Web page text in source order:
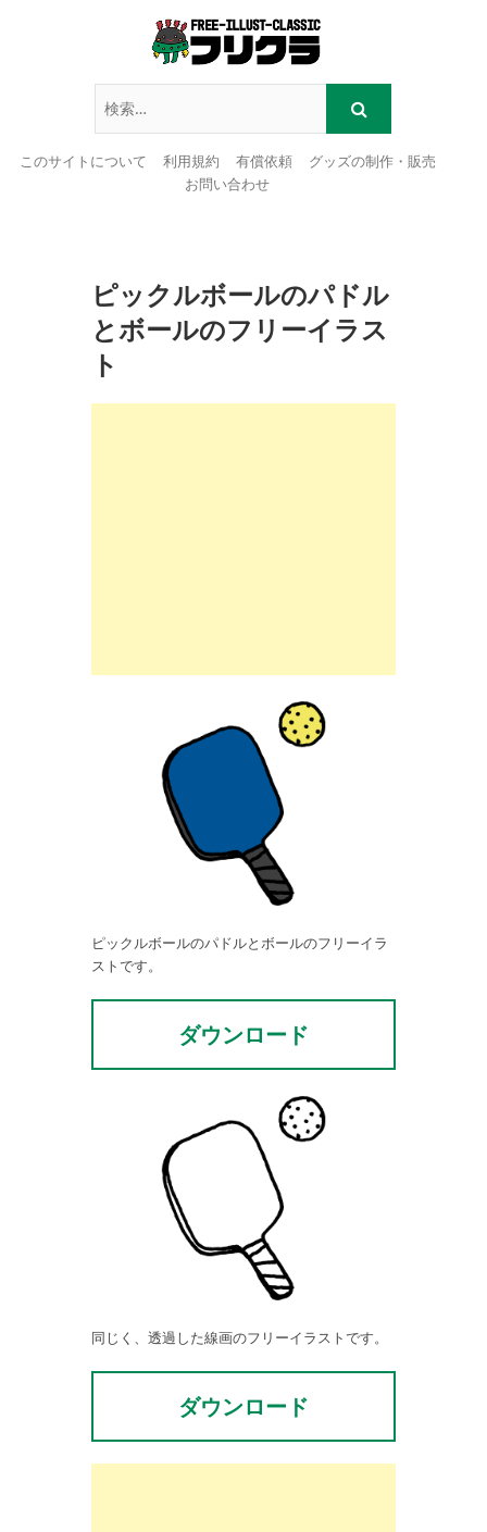
このサイトについて 利用規約 有償依頼
グッズの制作・販売
お問い合わせ
ピックルボールのパドル
とボールのフリーイラス
ト
ピックルボールのパドルとボールのフリーイラ
ストです。
ダウンロード
同じく、透過した線画のフリーイラストです。
ダウンロード